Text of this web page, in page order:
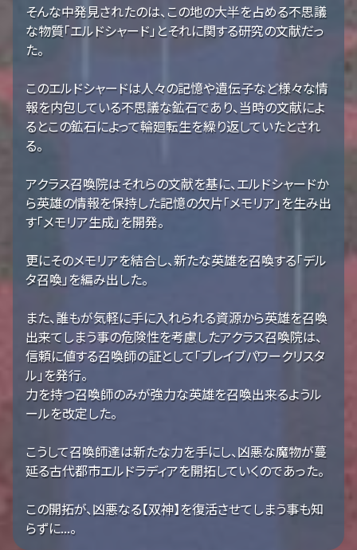
そんな中発見されたのは、この地の大半を占める不思議
な物質「エルドシャード」とそれに関する研究の文献だっ
た。
このエルドシャードは人々の記憶や遺伝子など様々な情
報を内包している不思議な鉱石であり、当時の文献によ
るとこの鉱石によって輪廻転生を繰り返していたとされ
る。
アクラス召喚院はそれらの文献を基に、エルドシャードか
ら英雄の情報を保持した記憶の欠片「メモリア」を生み出
す「メモリア生成」を開発。
更にそのメモリアを結合し、新たな英雄を召喚する「デル
タ召喚」を編み出した。
また、誰もが気軽に手に入れられる資源から英雄を召喚
出来てしまう事の危険性を考慮したアクラス召喚院は、
信頼に値する召喚師の証として「ブレイブパワークリスタ
ル」を発行。
力を持つ召喚師のみが強力な英雄を召喚出来るようル
ールを改定した。
こうして召喚師達は新たな力を手にし、凶悪な魔物が蔓
延る古代都市エルドラディアを開拓していくのであった。
この開拓が、凶悪なる【双神】を復活させてしまう事も知
らずに...。